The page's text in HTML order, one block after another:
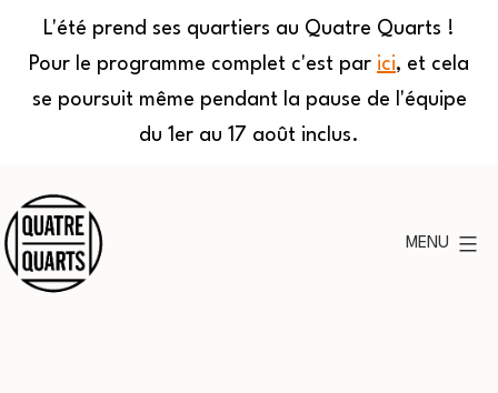
L'été prend ses quartiers au Quatre Quarts !
Pour le programme complet c'est par ici, et cela
se poursuit même pendant la pause de l'équipe
du 1er au 17 août inclus.
au
contenu
MENU